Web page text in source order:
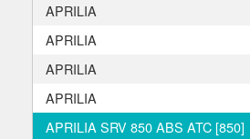
APRILIA
APRILIA
APRILIA
APRILIA
APRILIA SRV 850 ABS ATC [850]